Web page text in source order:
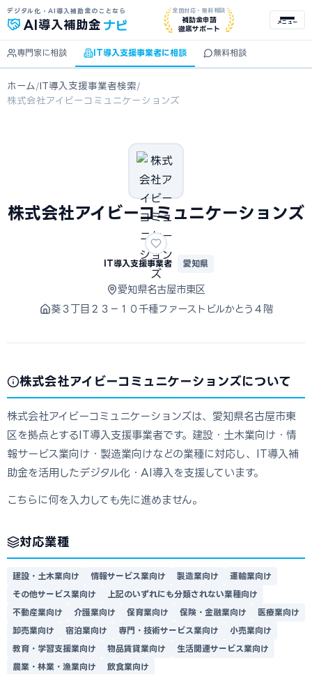
デジタル化・AI導入補助金のことなら
AI 導入補助金 ナビ
全国対応・無料相談
補助金申請
徹底サポート
メニュー
専門家に相談 IT導入支援事業者に相談 無料相談
ホーム /IT導入支援事業者検索/
株式会社アイビーコミュニケーションズ
株式会社アイビーコミュニケーションズ
IT導入支援事業者 愛知県
愛知県名古屋市東区
葵３丁目２３－１０千種ファーストビルかとう４階
株式会社アイビーコミュニケーションズについて
株式会社アイビーコミュニケーションズは、愛知県名古屋市東
区を拠点とするIT導入支援事業者です。建設・土木業向け・情
報サービス業向け・製造業向けなどの業種に対応し、IT導入補
助金を活用したデジタル化・AI導入を支援しています。
こちらに何を入力しても先に進めません。
対応業種
建設・土木業向け 情報サービス業向け 製造業向け
運輸業向け
その他サービス業向け
上記のいずれにも分類されない業種向け
不動産業向け
介護業向け 保育業向け 保険・金融業向け
医療業向け
卸売業向け
宿泊業向け 専門・技術サービス業向け
小売業向け
教育・学習支援業向け
物品賃貸業向け
生活関連サービス業向け
農業・林業・漁業向け
飲食業向け